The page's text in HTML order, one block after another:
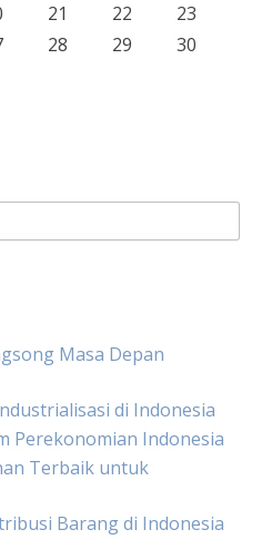
21 22
23
28 29
30
Masa Depan
di Indonesia
Perekonomian Indonesia
Terbaik untuk
Barang di Indonesia